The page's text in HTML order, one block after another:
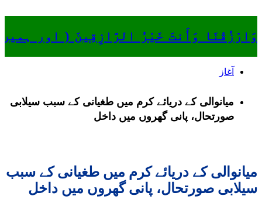
وَارْزُقْنَا وَأَنتَ خَيْرُ الرَّازِقِينَ ( اور
آغاز
میانوالی کے دریائے کرم میں طغیانی کے سبب سیلابی
صورتحال، پانی گھروں میں داخل
میانوالی کے دریائے کرم میں طغیانی کے سبب
سیلابی صورتحال، پانی گھروں میں داخل